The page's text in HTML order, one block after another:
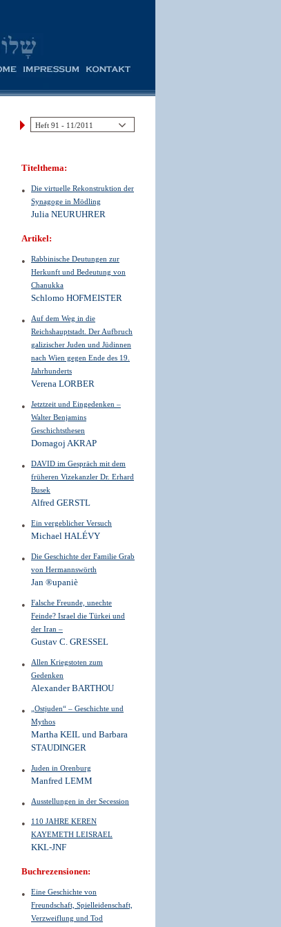
Titelthema:
Die virtuelle Rekonstruktion der
Synagoge in Mödling
Julia NEURUHRER
Artikel:
Rabbinische Deutungen zur
Herkunft und Bedeutung von
Chanukka
Schlomo HOFMEISTER
Auf dem Weg in die
Reichshauptstadt. Der Aufbruch
galizischer Juden und Jüdinnen
nach Wien gegen Ende des 19.
Jahrhunderts
Verena LORBER
Jetztzeit und Eingedenken –
Walter Benjamins
Geschichtsthesen
Domagoj AKRAP
DAVID im Gespräch mit dem
früheren Vizekanzler Dr. Erhard
Busek
Alfred GERSTL
Ein vergeblicher Versuch
Michael HALÉVY
Die Geschichte der Familie Grab
von Hermannswörth
Jan ®upaniè
Falsche Freunde, unechte
Feinde? Israel die Türkei und
der Iran –
Gustav C. GRESSEL
Allen Kriegstoten zum
Gedenken
Alexander BARTHOU
„Ostjuden“ – Geschichte und
Mythos
Martha KEIL und Barbara
STAUDINGER
Juden in Orenburg
Manfred LEMM
Ausstellungen in der Secession
110 JAHRE KEREN
KAYEMETH LEISRAEL
KKL-JNF
Buchrezensionen:
Eine Geschichte von
Freundschaft, Spielleidenschaft,
Verzweiflung und Tod